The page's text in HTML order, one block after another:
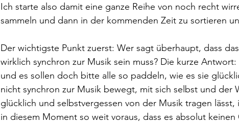
Ich starte also damit eine ganze Reihe von noch recht
sammeln und dann in der kommenden Zeit zu sortieren
Der wichtigste Punkt zuerst: Wer sagt überhaupt, dass
wirklich synchron zur Musik sein muss? Die kurze
und es sollen doch bitte alle so paddeln, wie es sie
nicht synchron zur Musik bewegt, mit sich selbst und der
glücklich und selbstvergessen von der Musik tragen
in diesem Moment so weit voraus, dass es absolut